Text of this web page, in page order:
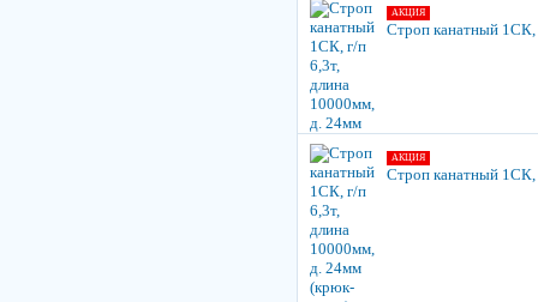
АКЦИЯ
Строп канатный 1СК,
АКЦИЯ
Строп канатный